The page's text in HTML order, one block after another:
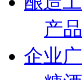
产
企业